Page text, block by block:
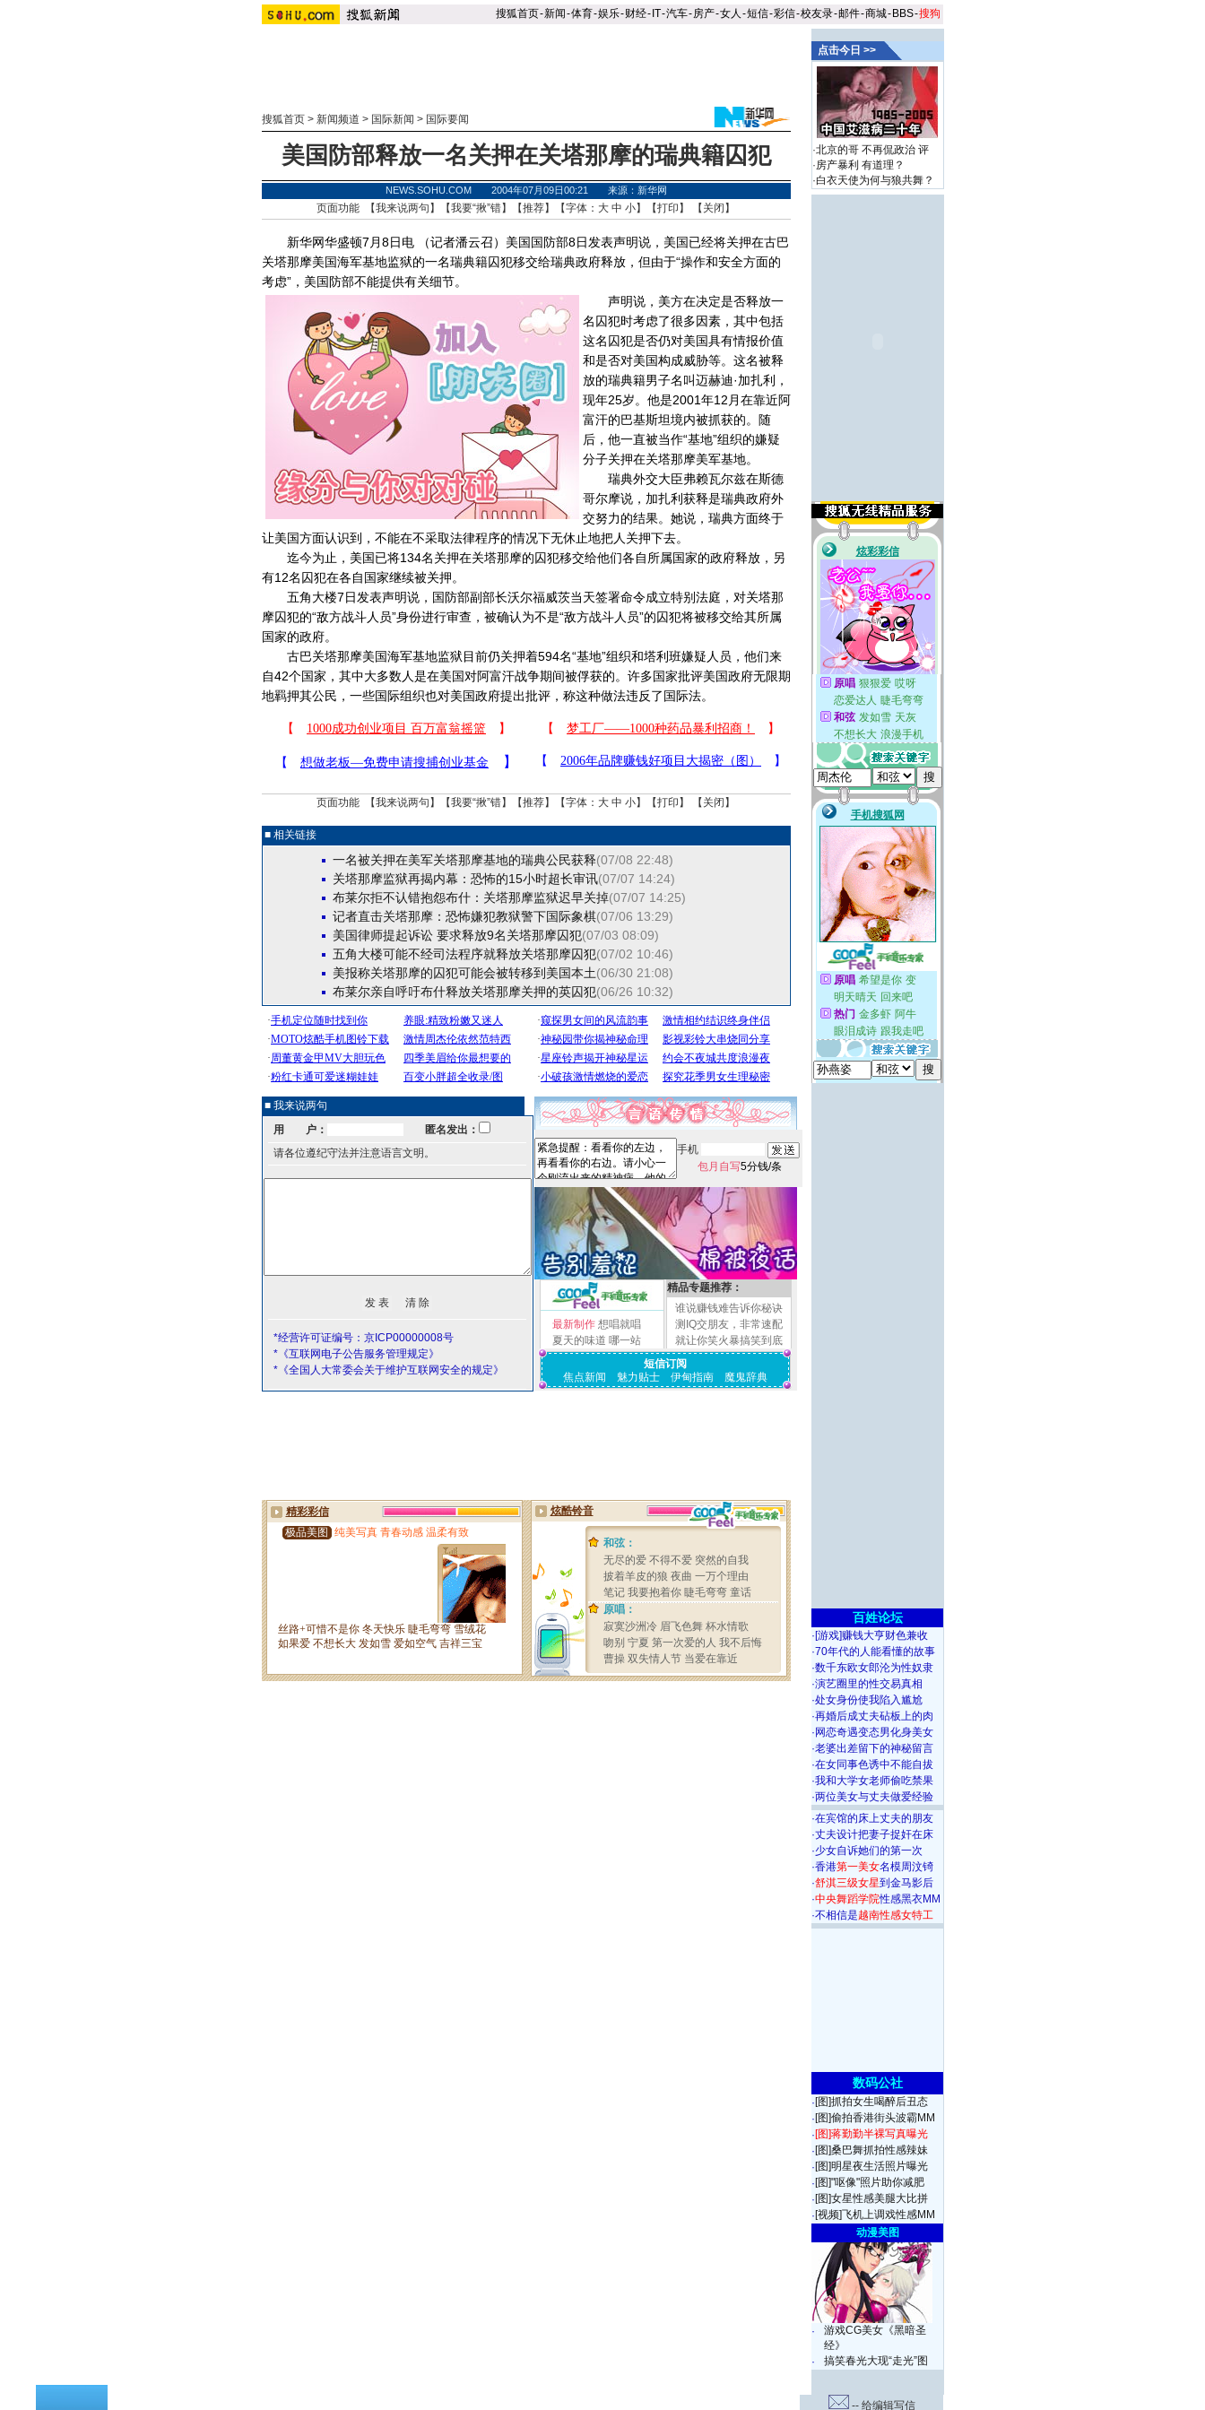
搜狐首页-新闻-体育-娱乐-财经- IT-汽车-房产-女人 -短信-彩信-校友录-邮件-商城- BBS-搜狗
搜狐首页> 新闻频道 > 国际新闻 > 国际要闻
美国防部释放一名关押在关塔那摩的瑞典籍囚犯
NEWS.SOHU.COM 2004年07月09日00:21 来源：新华网
页面功能 【我来说两句 】【我要“揪”错】【推荐】【字体： 大 中 小】【打印 】 【 关闭 】
新华网华盛顿7月8日电 （记者潘云召）美国国防部8日发表声明说，美国已经将关押在古巴
关塔那摩美国海军基地监狱的一名瑞典籍囚犯移交给瑞典政府释放，但由于“操作和安全方面的
考虑”，美国防部不能提供有关细节。
声明说，美方在决定是否释放一
名囚犯时考虑了很多因素，其中包括
这名囚犯是否仍对美国具有情报价值
和是否对美国构成威胁等。这名被释
放的瑞典籍男子名叫迈赫迪·加扎利，
现年25岁。他是2001年12月在靠近阿
富汗的巴基斯坦境内被抓获的。随
后，他一直被当作“基地”组织的嫌疑
分子关押在关塔那摩美军基地。
瑞典外交大臣弗赖瓦尔兹在斯德
哥尔摩说，加扎利获释是瑞典政府外
交努力的结果。她说，瑞典方面终于
让美国方面认识到，不能在不采取法律程序的情况下无休止地把人关押下去。
迄今为止，美国已将134名关押在关塔那摩的囚犯移交给他们各自所属国家的政府释放，另
有12名囚犯在各自国家继续被关押。
五角大楼7日发表声明说，国防部副部长沃尔福威茨当天签署命令成立特别法庭，对关塔那
摩囚犯的“敌方战斗人员”身份进行审查，被确认为不是“敌方战斗人员”的囚犯将被移交给其所属
国家的政府。
古巴关塔那摩美国海军基地监狱目前仍关押着594名“基地”组织和塔利班嫌疑人员，他们来
自42个国家，其中大多数人是在美国对阿富汗战争期间被俘获的。许多国家批评美国政府无限期
地羁押其公民，一些国际组织也对美国政府提出批评，称这种做法违反了国际法。
页面功能 【我来说两句 】【我要“揪”错】【推荐】【字体： 大 中 小】【打印 】 【 关闭 】
■ 相关链接
一名被关押在美军关塔那摩基地的瑞典公民获释(07/08 22:48)
关塔那摩监狱再揭内幕：恐怖的15小时超长审讯(07/07 14:24)
布莱尔拒不认错抱怨布什：关塔那摩监狱迟早关掉(07/07 14:25)
记者直击关塔那摩：恐怖嫌犯教狱警下国际象棋(07/06 13:29)
美国律师提起诉讼 要求释放9名关塔那摩囚犯(07/03 08:09)
五角大楼可能不经司法程序就释放关塔那摩囚犯(07/02 10:46)
美报称关塔那摩的囚犯可能会被转移到美国本土(06/30 21:08)
布莱尔亲自呼吁布什释放关塔那摩关押的英囚犯(06/26 10:32)
■ 我来说两句
用 户：
匿名发出：
请各位遵纪守法并注意语言文明。
*经营许可证编号：京ICP00000008号
*《互联网电子公告服务管理规定》
*《全国人大常委会关于维护互联网安全的规定》
手机
包月自写5分钱/条
最新制作 想唱就唱
夏天的味道 哪一站
精品专题推荐：
谁说赚钱难告诉你秘诀
测IQ交朋友，非常速配
就让你笑火暴搞笑到底
短信订阅
焦点新闻
魅力贴士 伊甸指南 魔鬼辞典
点击今日 >>
·北京的哥 不再侃政治 评
·房产暴利 有道理？
·白衣天使为何与狼共舞？
百姓论坛
· [游戏]赚钱大亨财色兼收
·70年代的人能看懂的故事
·数千东欧女郎沦为性奴隶
·演艺圈里的性交易真相
·处女身份使我陷入尴尬
·再婚后成丈夫砧板上的肉
· 网恋奇遇变态男化身美女
·老婆出差留下的神秘留言
·在女同事色诱中不能自拔
·我和大学女老师偷吃禁果
·两位美女与丈夫做爱经验
·在宾馆的床上丈夫的朋友
·丈夫设计把妻子捉奸在床
·少女自诉她们的第一次
·香港第一美女名模周汶锜
·舒淇三级女星到金马影后
·中央舞蹈学院性感黑衣MM
·不相信是越南性感女特工
数码公社
· [图]抓拍女生喝醉后丑态
· [图]偷拍香港街头波霸MM
·[图]蒋勤勤半裸写真曝光
· [图]桑巴舞抓拍性感辣妹
· [图]明星夜生活照片曝光
· [图]"呕像"照片助你减肥
· [图]女星性感美腿大比拼
· [视频]飞机上调戏性感MM
动漫美图
·
游戏CG美女《黑暗圣
经》
·
搞笑春光大现“走光”图
-- 给编辑写信